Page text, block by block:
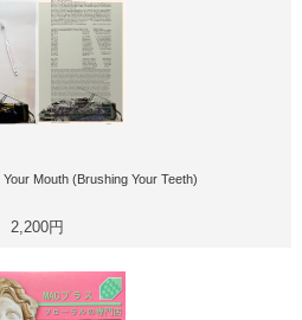
Mouth (Brushing Your Teeth)
2,200円